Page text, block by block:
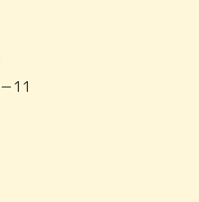
11